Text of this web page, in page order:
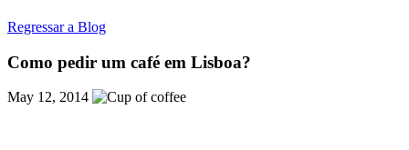
Regressar a Blog
Como pedir um café em Lisboa?
May 12, 2014